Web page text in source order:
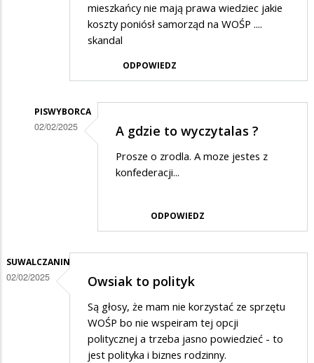
mieszkańcy nie mają prawa wiedziec jakie
koszty poniósł samorząd na WOŚP ....
skandal
ODPOWIEDZ
PISWYBORCA
02/02/2025
odpowiedzi
...........
A gdzie to wyczytalas ?
Prosze o zrodla. A moze jestes z
konfederacji...
ODPOWIEDZ
SUWALCZANIN
02/02/2025 Owsiak to polityk
Są głosy, że mam nie korzystać ze sprzętu
WOŚP bo nie wspeiram tej opcji
politycznej a trzeba jasno powiedzieć - to
jest polityka i biznes rodzinny.